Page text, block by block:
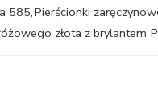
585,Pierścionki
złota z brylantem,